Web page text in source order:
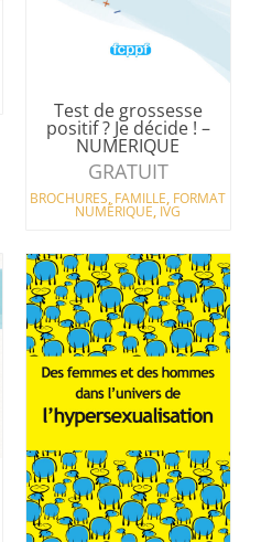
Test de grossesse
positif ? Je décide ! –
NUMERIQUE
GRATUIT
BROCHURES, FAMILLE, FORMAT
NUMÉRIQUE, IVG